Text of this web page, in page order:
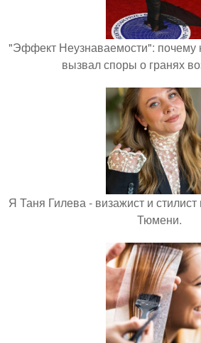
"Эффект Неузнаваемости": почему
вызвал споры о гранях
Я Таня Гилева - визажист и
Тюмени.